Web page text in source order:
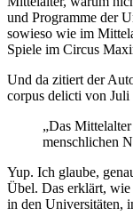
und Programme der
sowieso wie im
Spiele im Circus
Und da zitiert der
corpus delicti von Juli
„Das
menschlichen
Yup. Ich glaube,
Übel. Das erklärt, wie
in den Universitäten,